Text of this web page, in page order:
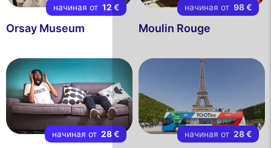
начиная от 12 €
Orsay Museum
начиная от 98 €
Moulin Rouge
начиная от 28 € начиная от 28 €